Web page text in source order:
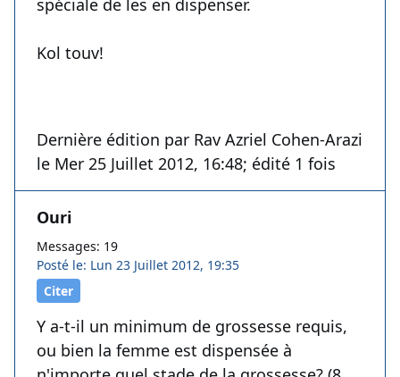
spéciale de les en dispenser.
Kol touv!
Dernière édition par Rav Azriel Cohen-Arazi
le Mer 25 Juillet 2012, 16:48; édité 1 fois
Ouri
Messages: 19
Posté le: Lun 23 Juillet 2012, 19:35
Citer
Y a-t-il un minimum de grossesse requis,
ou bien la femme est dispensée à